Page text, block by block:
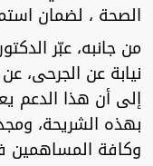
الصحة ، لضمان
من جانبه، عبّر
نيابة عن الجرحى،
إلى أن هذا الدعم
بهذه الشريحة،
وكافة المساهمين